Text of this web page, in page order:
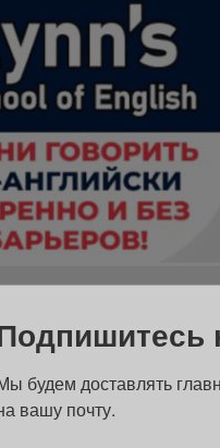
самый высокий доход
одиноких жителей.
будем доставлять
вашу почту.